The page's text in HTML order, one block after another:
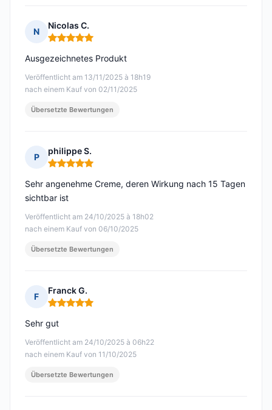
N
Nicolas C.
Hinweis: 5 von 5
Veröffentlicht am 13/11/2025 à 18h19
nach einem Kauf von 02/11/2025
Ausgezeichnetes Produkt
Übersetzte Bewertungen
P
philippe S.
Hinweis: 5 von 5
Veröffentlicht am 24/10/2025 à 18h02
nach einem Kauf von 06/10/2025
Sehr angenehme Creme, deren Wirkung nach 15 Tagen
sichtbar ist
Übersetzte Bewertungen
F
Franck G.
Hinweis: 5 von 5
Veröffentlicht am 24/10/2025 à 06h22
nach einem Kauf von 11/10/2025
Sehr gut
Übersetzte Bewertungen